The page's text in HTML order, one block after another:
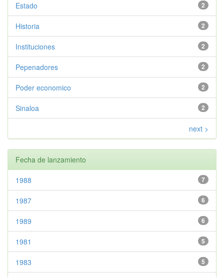
2
Estado
2
Historia
2
Instituciones
2
Pepenadores
2
Poder economico
2
Sinaloa
next >
Fecha de lanzamiento
7
1988
6
1987
6
1989
5
1981
5
1983